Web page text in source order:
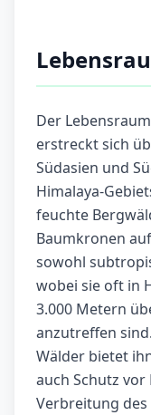
Der
erstreckt sich
Südasien und
Himalaya-
feuchte
Baumkronen
sowohl
wobei sie oft in
3.000 Metern
anzutreffen
Wälder bietet
auch Schutz
Verbreitung